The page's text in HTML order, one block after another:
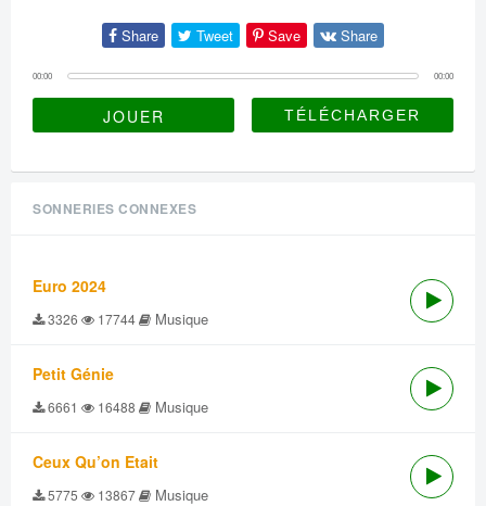
Share Tweet Save Share
00:00 00:00
JOUER
SONNERIES CONNEXES
Euro 2024
3326 17744 Musique
Petit Génie
6661 16488 Musique
Ceux Qu’on Etait
5775 13867 Musique